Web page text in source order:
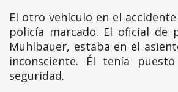
El otro vehículo en el
policía marcado. El oficial de
Muhlbauer, estaba en el
inconsciente. Él tenía
seguridad.